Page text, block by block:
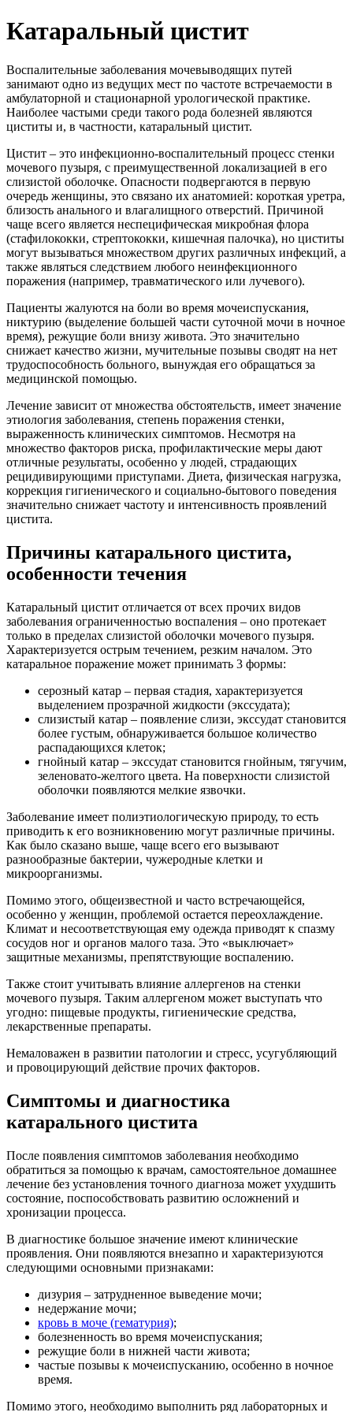
Катаральный цистит
Воспалительные заболевания мочевыводящих путей
занимают одно из ведущих мест по частоте встречаемости в
амбулаторной и стационарной урологической практике.
Наиболее частыми среди такого рода болезней являются
циститы и, в частности, катаральный цистит.
Цистит – это инфекционно-воспалительный процесс стенки
мочевого пузыря, с преимущественной локализацией в его
слизистой оболочке. Опасности подвергаются в первую
очередь женщины, это связано их анатомией: короткая уретра,
близость анального и влагалищного отверстий. Причиной
чаще всего является неспецифическая микробная флора
(стафилококки, стрептококки, кишечная палочка), но циститы
могут вызываться множеством других различных инфекций, а
также являться следствием любого неинфекционного
поражения (например, травматического или лучевого).
Пациенты жалуются на боли во время мочеиспускания,
никтурию (выделение большей части суточной мочи в ночное
время), режущие боли внизу живота. Это значительно
снижает качество жизни, мучительные позывы сводят на нет
трудоспособность больного, вынуждая его обращаться за
медицинской помощью.
Лечение зависит от множества обстоятельств, имеет значение
этиология заболевания, степень поражения стенки,
выраженность клинических симптомов. Несмотря на
множество факторов риска, профилактические меры дают
отличные результаты, особенно у людей, страдающих
рецидивирующими приступами. Диета, физическая нагрузка,
коррекция гигиенического и социально-бытового поведения
значительно снижает частоту и интенсивность проявлений
цистита.
Причины катарального цистита,
особенности течения
Катаральный цистит отличается от всех прочих видов
заболевания ограниченностью воспаления – оно протекает
только в пределах слизистой оболочки мочевого пузыря.
Характеризуется острым течением, резким началом. Это
катаральное поражение может принимать 3 формы:
серозный катар – первая стадия, характеризуется
выделением прозрачной жидкости (экссудата);
слизистый катар – появление слизи, экссудат становится
более густым, обнаруживается большое количество
распадающихся клеток;
гнойный катар – экссудат становится гнойным, тягучим,
зеленовато-желтого цвета. На поверхности слизистой
оболочки появляются мелкие язвочки.
Заболевание имеет полиэтиологическую природу, то есть
приводить к его возникновению могут различные причины.
Как было сказано выше, чаще всего его вызывают
разнообразные бактерии, чужеродные клетки и
микроорганизмы.
Помимо этого, общеизвестной и часто встречающейся,
особенно у женщин, проблемой остается переохлаждение.
Климат и несоответствующая ему одежда приводят к спазму
сосудов ног и органов малого таза. Это «выключает»
защитные механизмы, препятствующие воспалению.
Также стоит учитывать влияние аллергенов на стенки
мочевого пузыря. Таким аллергеном может выступать что
угодно: пищевые продукты, гигиенические средства,
лекарственные препараты.
Немаловажен в развитии патологии и стресс, усугубляющий
и провоцирующий действие прочих факторов.
Симптомы и диагностика
катарального цистита
После появления симптомов заболевания необходимо
обратиться за помощью к врачам, самостоятельное домашнее
лечение без установления точного диагноза может ухудшить
состояние, поспособствовать развитию осложнений и
хронизации процесса.
В диагностике большое значение имеют клинические
проявления. Они появляются внезапно и характеризуются
следующими основными признаками:
дизурия – затрудненное выведение мочи;
недержание мочи;
кровь в моче (гематурия);
болезненность во время мочеиспускания;
режущие боли в нижней части живота;
частые позывы к мочеиспусканию, особенно в ночное
время.
Помимо этого, необходимо выполнить ряд лабораторных и